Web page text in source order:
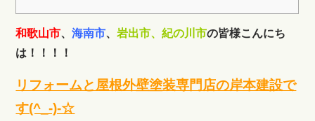
和歌山市、海南市、岩出市、紀の川市の皆様こんにち
は！！！！
リフォームと屋根外壁塗装専門店の岸本建設で
す(^_-)-☆